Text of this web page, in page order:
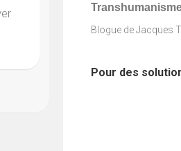
Blogue de Jacques
Pour des